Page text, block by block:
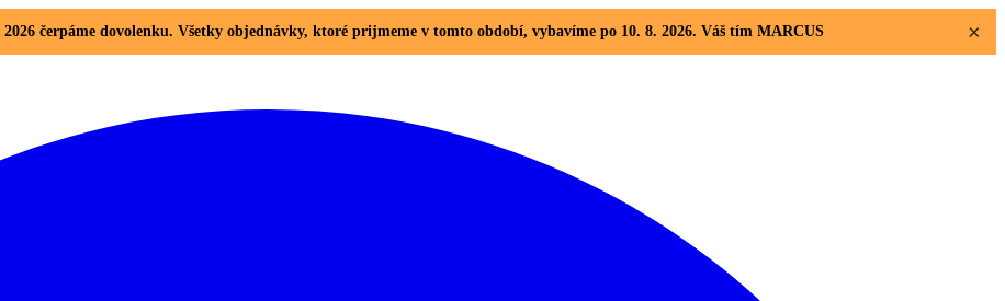
čerpáme dovolenku. Všetky objednávky, ktoré prijmeme v tomto období, vybavíme po 10. 8. 2026. Váš tím MARCUS ×